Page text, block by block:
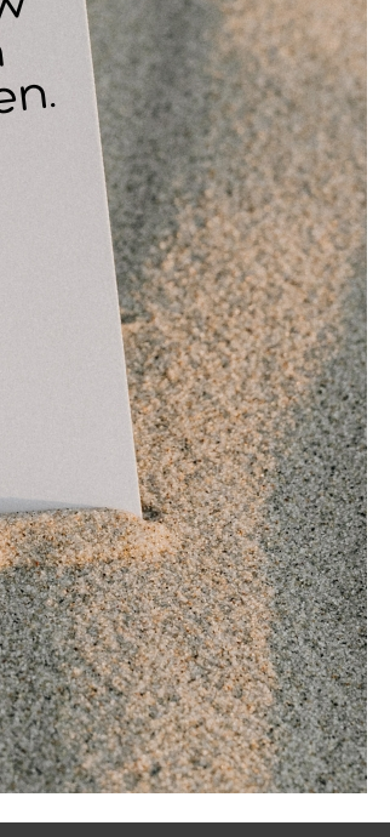
gebruik.
controle bij natte en droge
en een nauwsluitende pasvorm.
getest volgens de strengste normen.
Small (S), Medium (M), Large (L) en
herken je eenvoudig de juiste
of andere hygiënische
direct contact met de buitenzijde
en zorgt voor maximale hygiëne.
voldoen aan de